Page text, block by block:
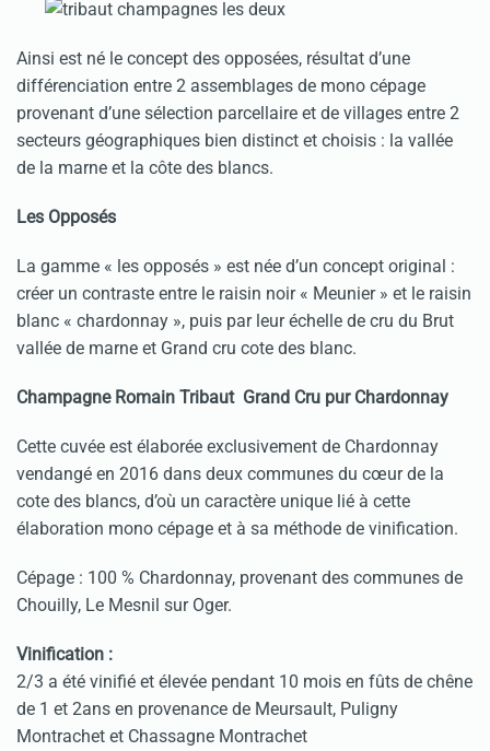
Ainsi est né le concept des opposées, résultat d’une
différenciation entre 2 assemblages de mono cépage
provenant d’une sélection parcellaire et de villages entre 2
secteurs géographiques bien distinct et choisis : la vallée
de la marne et la côte des blancs.
Les Opposés
La gamme « les opposés » est née d’un concept original :
créer un contraste entre le raisin noir « Meunier » et le raisin
blanc « chardonnay », puis par leur échelle de cru du Brut
vallée de marne et Grand cru cote des blanc.
Champagne Romain Tribaut Grand Cru pur Chardonnay
Cette cuvée est élaborée exclusivement de Chardonnay
vendangé en 2016 dans deux communes du cœur de la
cote des blancs, d’où un caractère unique lié à cette
élaboration mono cépage et à sa méthode de vinification.
Cépage : 100 % Chardonnay, provenant des communes de
Chouilly, Le Mesnil sur Oger.
Vinification :
2/3 a été vinifié et élevée pendant 10 mois en fûts de chêne
de 1 et 2ans en provenance de Meursault, Puligny
Montrachet et Chassagne Montrachet